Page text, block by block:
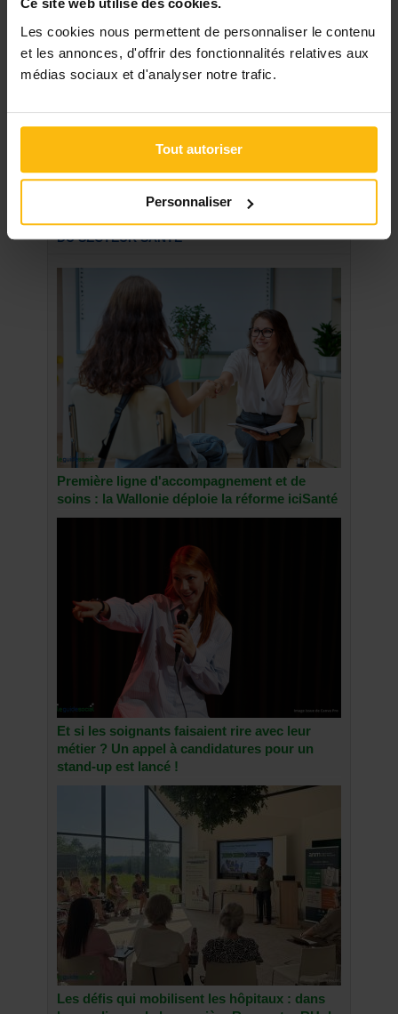
Ce site web utilise des cookies.
Les cookies nous permettent de personnaliser le contenu
et les annonces, d'offrir des fonctionnalités relatives aux
médias sociaux et d'analyser notre trafic.
Tout autoriser
Personnaliser
La vie n'a jamais été tendre avec moi. Mais
depuis quelques mois, ...
Presentations
nouveau sur le ...
Voir toutes les discussions
NOS SUGGESTIONS
DU SECTEUR SANTÉ
Première ligne d'accompagnement et de
soins : la Wallonie déploie la réforme iciSanté
Et si les soignants faisaient rire avec leur
métier ? Un appel à candidatures pour un
stand-up est lancé !
Les défis qui mobilisent les hôpitaux : dans